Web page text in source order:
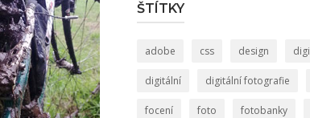
ŠTÍTKY
adobe css design digi
digitální digitální fotografie
focení foto fotobanky